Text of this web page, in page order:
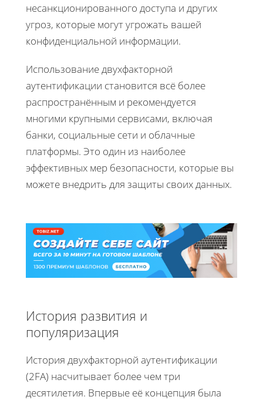
несанкционированного доступа и других
угроз, которые могут угрожать вашей
конфиденциальной информации.
Использование двухфакторной
аутентификации становится всё более
распространённым и рекомендуется
многими крупными сервисами, включая
банки, социальные сети и облачные
платформы. Это один из наиболее
эффективных мер безопасности, которые вы
можете внедрить для защиты своих данных.
История развития и
популяризация
История двухфакторной аутентификации
(2FA) насчитывает более чем три
десятилетия. Впервые её концепция была